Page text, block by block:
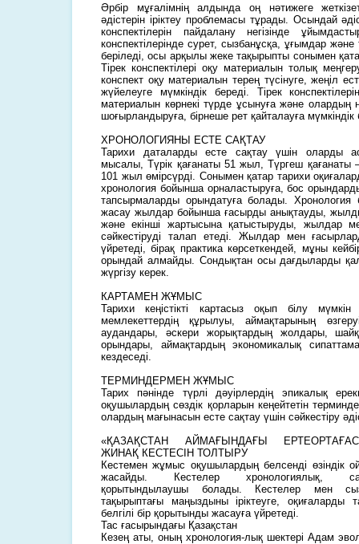
Әрбір мұғалімнің алдында оң нәтижеге
әдістерін іріктеу проблемасы тұрады. Осындай
конспектілерін пайдалану негізінде
конспектілерінде сурет, сызбанұсқа, ұғымдар
беріледі, осы арқылы жеке тақырыпты сонымен
Тірек конспектілері оқу материалын толық
конспект оқу материалын терең түсінуге, жеңіл
жүйелеуге мүмкіндік береді. Тірек
материалын көрнекі түрде ұсынуға және олардың
шоғырландыруға, бірнеше рет қайталауға мүмкіндік
ХРОНОЛОГИЯНЫ ЕСТЕ САҚТАУ
Тарихи даталарды есте сақтау үшін оларды
мысалы, Түрік қағанаты 51 жыл, Түргеш қағанаты
101 жыл өмірсүрді. Сонымен қатар тарихи
хронология бойынша орналастыруға, бос
тапсырмаларды орындатуға болады.
жасау жылдар бойынша ғасырды анықтауды,
және екінші жартысына қатыстыруды, жылдар
сәйкестіруді талап етеді. Жылдар мен
үйретеді, бірақ практика көрсеткендей, мұны
орындай алмайды. Сондықтан осы дағдыларды
жүргізу керек.
КАРТАМЕН ЖҰМЫС
Тарихи кеңістікті картасыз оқып білу
мемлекеттердің құрылуы, аймақтарының
аудандары, әскери жорықтардың жолдары,
орындары, аймақтардың экономикалық
кездеседі.
ТЕРМИНДЕРМЕН ЖҰМЫС
Тарих пәнінде түрлі дәуірлердің эпикалық
оқушылардың сөздік қорларын кеңейтетін
олардың мағынасын есте сақтау үшін сәйкестіру
«ҚАЗАҚСТАН АЙМАҒЫНДАҒЫ
ЖИНАҚ КЕСТЕСІН ТОЛТЫРУ
Кестемен жұмыс оқушылардың белсенді өзіндік
жасайды. Кестелер хронологиялық,
қорытындылаушы болады. Кестелер мен
тақырыптағы маңыздыны іріктеуге, оқиғаларды
белгілі бір қорытынды жасауға үйретеді.
Тас ғасырындағы Қазақстан
Кезең аты, оның хронология-лық шектері Адам